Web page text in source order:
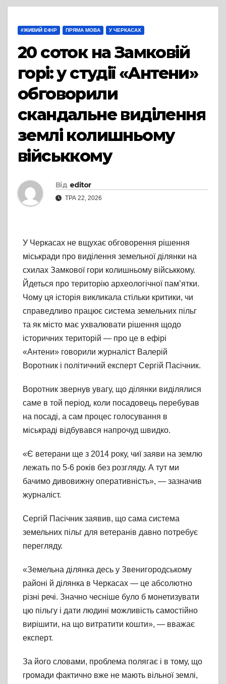
#ЖИВИЙ ЕФІР ПРЯМА МОВА У ЧЕРКАСАХ
20 соток на Замковій
горі: у студії «Антени»
обговорили
скандальне виділення
землі колишньому
військкому
Від editor
ТРА 22, 2026
У Черкасах не вщухає обговорення рішення
міськради про виділення земельної ділянки на
схилах Замкової гори колишньому військкому.
Йдеться про територію археологічної пам’ятки.
Чому ця історія викликала стільки критики, чи
справедливо працює система земельних пільг
та як місто має ухвалювати рішення щодо
історичних територій — про це в ефірі
«Антени» говорили журналіст Валерій
Воротник і політичний експерт Сергій Пасічник.
Воротник звернув увагу, що ділянки виділялися
саме в той період, коли посадовець перебував
на посаді, а сам процес голосування в
міськраді відбувався напрочуд швидко.
«Є ветерани ще з 2014 року, чиї заяви на землю
лежать по 5-6 років без розгляду. А тут ми
бачимо дивовижну оперативність», — зазначив
журналіст.
Сергій Пасічник заявив, що сама система
земельних пільг для ветеранів давно потребує
перегляду.
«Земельна ділянка десь у Звенигородському
районі й ділянка в Черкасах — це абсолютно
різні речі. Значно чесніше було б монетизувати
цю пільгу і дати людині можливість самостійно
вирішити, на що витратити кошти», — вважає
експерт.
За його словами, проблема полягає і в тому, що
громади фактично вже не мають вільної землі,